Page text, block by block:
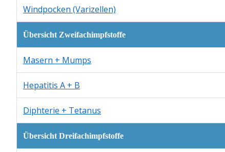
Windpocken (Varizellen)
Übersicht Zweifachimpfstoffe
Masern + Mumps
Hepatitis A + B
Diphterie + Tetanus
Übersicht Dreifachimpfstoffe